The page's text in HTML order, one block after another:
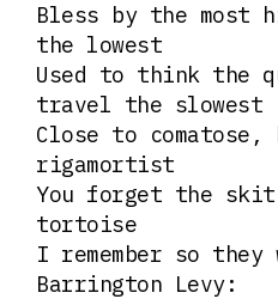
Bless by the most
the lowest
Used to think the
travel the slowest
Close to comatose,
rigamortist
You forget the
tortoise
I remember so they
Barrington Levy: